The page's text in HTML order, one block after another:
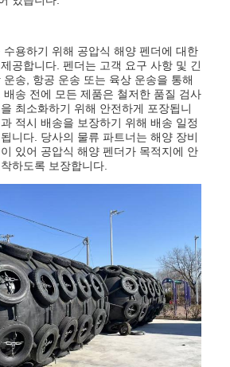
수용하기 위해 공압식 해양 펜더에 대한
공합니다. 펜더는 고객 요구 사항 및 긴
송, 항공 운송 또는 육상 운송을 통해
송 전에 모든 제품은 철저한 품질 검사
최소화하기 위해 안전하게 포장됩니
적시 배송을 보장하기 위해 배송 일정
니다. 당사의 물류 파트너는 해양 장비
있어 공압식 해양 펜더가 목적지에 안
하도록 보장합니다.